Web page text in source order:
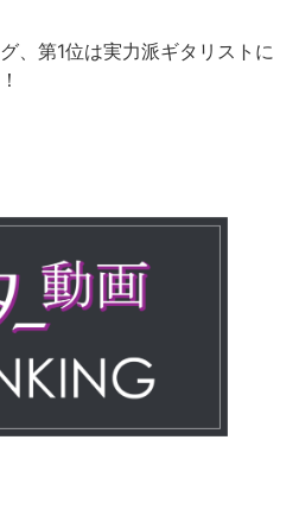
、第1位は実力派ギタリストに